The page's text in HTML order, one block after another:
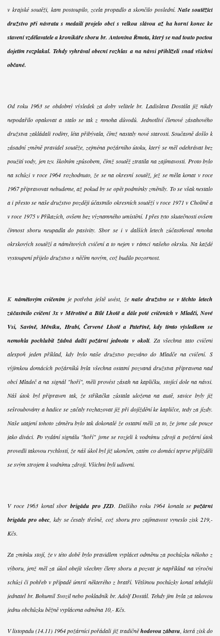
v krajské soutěži, kam postoupilo, zcela propadlo a skončilo poslední. Naše soutěžící
družstvo při návratu s medailí projelo obcí s velkou slávou až ha horní konec ke
stavení vzdělavatele a kronikáře sboru br. Antonína Řmota, který se nad touto poctou
dojetím rozplakal. Tehdy vyhrával obecní rozhlas a na návsi přihlíželi snad všichni
občané.
Od roku 1963 se obdobný výsledek za doby velitele br. Ladislava Dostála již nikdy
nepodařilo opakovat a stalo se tak z mnoha důvodů. Jednotliví členové zásahového
družstva zakládali rodiny, léta přibývala, čímž nastaly nové starosti. Současně došlo k
zásadní změně pravidel soutěže, zejména požárního útoku, který se měl odehrávat bez
použití vody, jen tzv. školním způsobem, čímž soutěž ztratila na zajímavosti. Proto bylo
na schůzi v roce 1964 rozhodnuto, že se na okresní soutěž, jež se měla konat v roce
1967 připravovat nebudeme, až pokud by se opět podmínky změnily. To se však nestalo
a i přesto se naše družstvo později účastnilo okresních soutěží v roce 1971 v Cholině a
v roce 1975 v Příkazích, ovšem bez významného umístění. I přes tyto skutečnosti ovšem
činnost sboru neupadla do pasivity. Sbor se i v dalších letech zúčastňoval mnoha
okrskových soutěží a námětových cvičení a to nejen v rámci našeho okrsku. Na každé
vystoupení přijelo družstvo s něčím novým, což budilo pozornost.
K námětovým cvičením je potřeba ještě uvést, ženaše družstvo se v těchto letech
zúčastnilo cvičení 3x v Měrotíně a Bílé Lhotě a dále poté cvičeních v Mladči, Nové
Vsi, Savíně, Měníku, Hrabí, Červené Lhotě a Pateříně, kdy tímto výsledkem se
nemohla pochlubit žádná další požární jednota v okolí. Za všechna tato cvičení
alespoň jeden příklad, kdy bylo naše družstvo pozváno do Mladče na cvičení. S
výjimkou domácích požárníků byla všechna ostatní pozvaná družstva připravena nad
obcí Mladeč a na signál "hoří", měli provést zásah na kapličku, stojící dole na návsi.
Náš útok byl připraven tak, že stříkačka zůstala uložena na autě, savice byly již
sešroubovány a hadice se začaly rozhazovat již při dojíždění ke kapličce, tedy za jízdy.
Naše utajení tohoto záměru bylo tak dokonalé že ostatní měli za to, že jsme zde pouze
jako diváci. Po vydání signálu "hoří" jsme se rozjeli k vodnímu zdroji a požární útok
provedli takovou rychlostí, že náš úkol byl již ukončen, zatím co domácí teprve přijížděli
se svým strojem k vodnímu zdroji. Všichni byli udiveni.
V roce 1963 konal sbor brigádu pro JZD. Dalšího roku 1964 konala sepožární
brigáda pro obec , kdy se česaly třešně, což sboru pro zajímavost vyneslo zisk 219,-
Kčs.
Za zmínku stojí, že v této době bylo pravidlem vyplácet odměnu za pochůzku někoho z
výboru, jenž měl za úkol obejít všechny členy sboru a pozvat je například na výroční
schůzi či pohřeb v případě úmrtí některého z bratří. Většinou pochůzky konal tehdejší
jednatel br. Bohumil Svozil nebo pokladník br. Adolf Dostál. Tehdy jim byla za takovou
jednu obchůzku běžně vyplácena odměna 10,- Kčs.
V listopadu (14.11) 1964 požárníci pořádali již tradičněhodovou zábavu , která zisk do